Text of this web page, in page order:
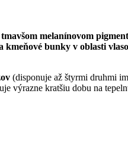
tmavšom melanínovom
kmeňové bunky v oblasti
(disponuje až štyrmi druhmi
výrazne kratšiu dobu na